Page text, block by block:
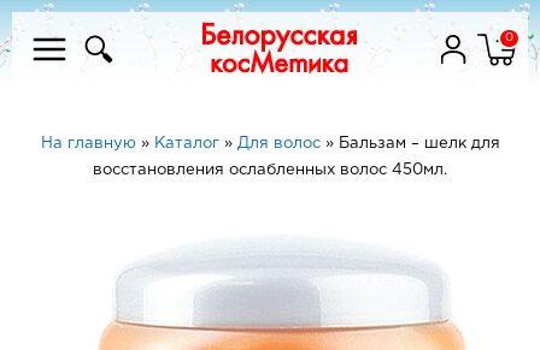
0
На главную» Каталог» Для волос» Бальзам – шелк для
восстановления ослабленных волос 450мл.